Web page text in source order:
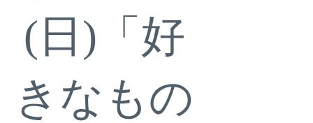
(日)「好
きなもの